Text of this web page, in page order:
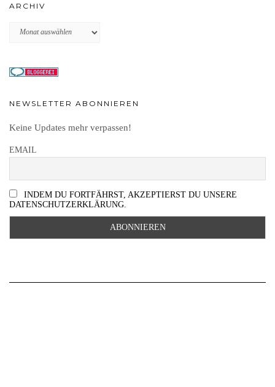
ARCHIV
Archiv
NEWSLETTER ABONNIEREN
Keine Updates mehr verpassen!
EMAIL
INDEM DU FORTFÄHRST, AKZEPTIERST DU UNSERE
DATENSCHUTZERKLÄRUNG.